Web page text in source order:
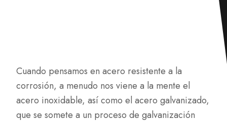
Cuando pensamos en acero resistente a la
corrosión, a menudo nos viene a la mente el
acero inoxidable, así como el acero galvanizado,
que se somete a un proceso de galvanización